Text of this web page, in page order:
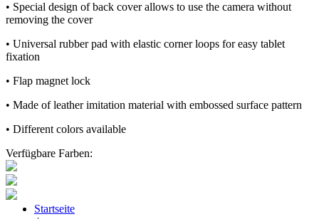
• Special design of back cover allows to use the camera without
removing the cover
• Universal rubber pad with elastic corner loops for easy tablet
fixation
• Flap magnet lock
• Made of leather imitation material with embossed surface pattern
• Different colors available
Verfügbare Farben:
Startseite